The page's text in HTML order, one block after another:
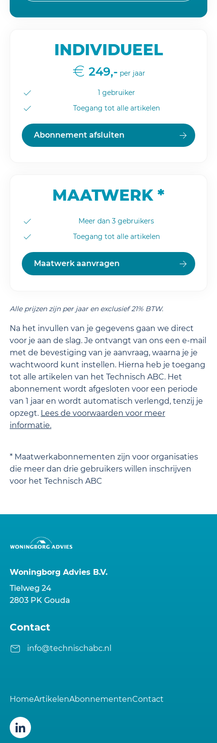
INDIVIDUEEL
249,- per jaar
1 gebruiker
Toegang tot alle artikelen
Abonnement afsluiten
MAATWERK *
Meer dan 3 gebruikers
Toegang tot alle artikelen
Maatwerk aanvragen
Alle prijzen zijn per jaar en exclusief 21% BTW.
Na het invullen van je gegevens gaan we direct
voor je aan de slag. Je ontvangt van ons een e-mail
met de bevestiging van je aanvraag, waarna je je
wachtwoord kunt instellen. Hierna heb je toegang
tot alle artikelen van het Technisch ABC. Het
abonnement wordt afgesloten voor een periode
van 1 jaar en wordt automatisch verlengd, tenzij je
opzegt. Lees de voorwaarden voor meer
informatie.
* Maatwerkabonnementen zijn voor organisaties
die meer dan drie gebruikers willen inschrijven
voor het Technisch ABC
Woningborg Advies B.V.
Tielweg 24
2803 PK Gouda
Contact
info@technischabc.nl
HomeArtikelenAbonnementenContact
Volg ons op LinkedIn